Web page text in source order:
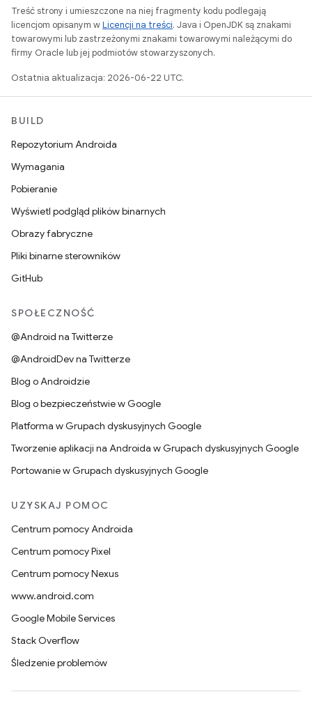
Treść strony i umieszczone na niej fragmenty kodu podlegają
licencjom opisanym wLicencji na treści. Java i OpenJDK są znakami
towarowymi lub zastrzeżonymi znakami towarowymi należącymi do
firmy Oracle lub jej podmiotów stowarzyszonych.
Ostatnia aktualizacja: 2026-06-22 UTC.
BUILD
Repozytorium Androida
Wymagania
Pobieranie
Wyświetl podgląd plików binarnych
Obrazy fabryczne
Pliki binarne sterowników
GitHub
SPOŁECZNOŚĆ
@Android na Twitterze
@AndroidDev na Twitterze
Blog o Androidzie
Blog o bezpieczeństwie w Google
Platforma w Grupach dyskusyjnych Google
Tworzenie aplikacji na Androida w Grupach dyskusyjnych Google
Portowanie w Grupach dyskusyjnych Google
UZYSKAJ POMOC
Centrum pomocy Androida
Centrum pomocy Pixel
Centrum pomocy Nexus
www.android.com
Google Mobile Services
Stack Overflow
Śledzenie problemów